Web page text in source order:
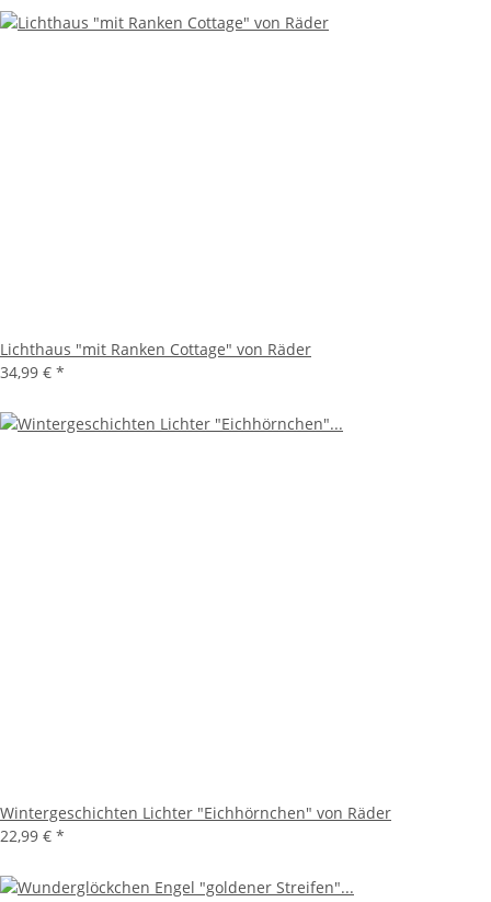
Lichthaus "mit Ranken Cottage" von Räder
34,99 € *
Wintergeschichten Lichter "Eichhörnchen" von Räder
22,99 € *